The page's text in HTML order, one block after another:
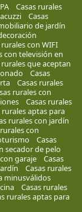
Casas rurales
Casas
de jardín
rurales con WIFI
con televisión en
rurales que aceptan
Casas
Casas rurales
rurales con
Casas rurales
rurales aptas para
rurales con jardín
con
Casas
secador de pelo
garaje
Casas
Casas rurales
minusválidos
Casas rurales
rurales aptas para